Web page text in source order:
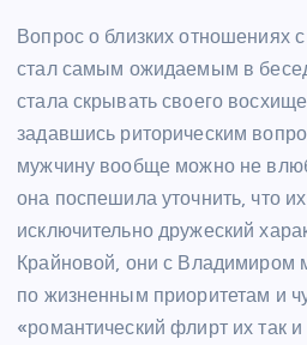
Вопрос о близких отношениях
стал самым ожидаемым в
стала скрывать своего
задавшись риторическим
мужчину вообще можно не
она поспешила уточнить, что
исключительно дружеский
Крайновой, они с Владимиром
по жизненным приоритетам и
«романтический флирт их так и